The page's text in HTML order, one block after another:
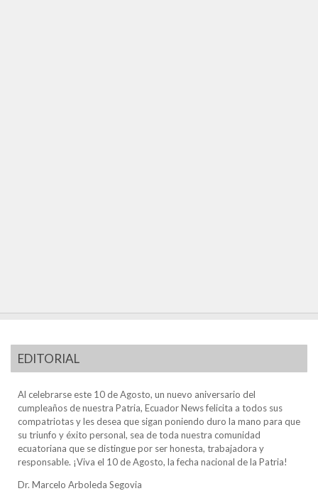
EDITORIAL
Al celebrarse este 10 de Agosto, un nuevo aniversario del
cumpleaños de nuestra Patria, Ecuador News felicita a todos sus
compatriotas y les desea que sigan poniendo duro la mano para que
su triunfo y éxito personal, sea de toda nuestra comunidad
ecuatoriana que se distingue por ser honesta, trabajadora y
responsable. ¡Viva el 10 de Agosto, la fecha nacional de la Patria!
Dr. Marcelo Arboleda Segovia